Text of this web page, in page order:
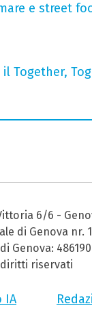
e street
Together,
6/6 -
di Genova nr.
Genova:
diritti riservati
IA